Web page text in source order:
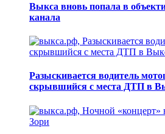
Выкса вновь попала в
канала
Разыскивается водитель
скрывшийся с места ДТП в